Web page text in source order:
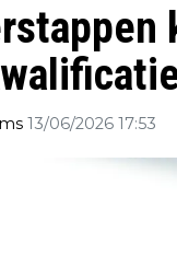
13/06/2026 17:53